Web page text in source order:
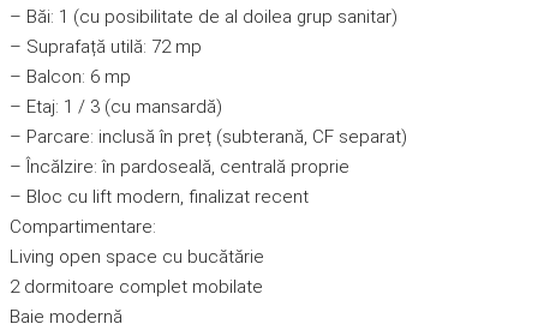
– Băi: 1 (cu posibilitate de al doilea grup sanitar)
– Suprafață utilă: 72 mp
– Balcon: 6 mp
– Etaj: 1 / 3 (cu mansardă)
– Parcare: inclusă în preț (subterană, CF separat)
– Încălzire: în pardoseală, centrală proprie
– Bloc cu lift modern, finalizat recent
Compartimentare:
Living open space cu bucătărie
2 dormitoare complet mobilate
Baie modernă